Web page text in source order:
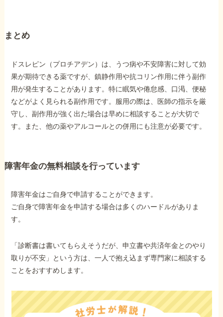
まとめ
ドスレピン（プロチアデン）は、うつ病や不安障害に対して効
果が期待できる薬ですが、鎮静作用や抗コリン作用に伴う副作
用が発生することがあります。特に眠気や倦怠感、口渇、便秘
などがよく見られる副作用です。服用の際は、医師の指示を厳
守し、副作用が強く出た場合は早めに相談することが大切で
す。また、他の薬やアルコールとの併用にも注意が必要です。
障害年金の無料相談を行っています
障害年金はご自身で申請することができます。
ご自身で障害年金を申請する場合は多くのハードルがありま
す。
「診断書は書いてもらえそうだが、申立書や共済年金とのやり
取りが不安」という方は、一人で抱え込まず専門家に相談する
ことをおすすめします。